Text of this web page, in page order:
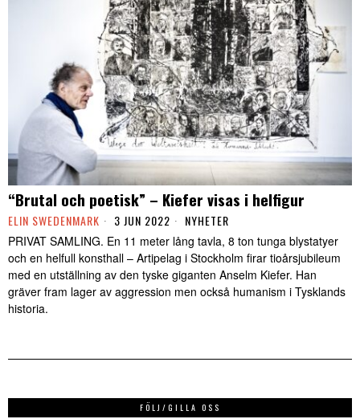
“Brutal och poetisk” – Kiefer visas i helfigur
ELIN SWEDENMARK 3 JUN 2022 NYHETER
PRIVAT SAMLING. En 11 meter lång tavla, 8 ton tunga blystatyer
och en helfull konsthall – Artipelag i Stockholm firar tioårsjubileum
med en utställning av den tyske giganten Anselm Kiefer. Han
gräver fram lager av aggression men också humanism i Tysklands
historia.
FÖLJ/GILLA OSS